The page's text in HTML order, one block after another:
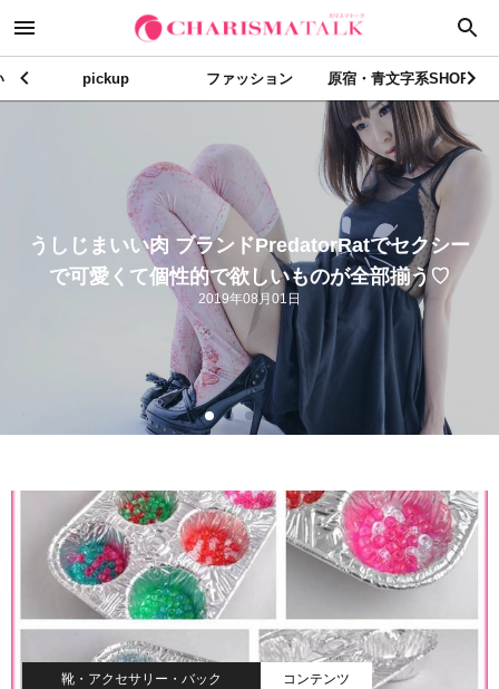
pickup ファッション 原宿・青文字系SHOP
リアルな原宿お洒落さんを発信！”カリスマトーク
スナップ ” 2014年12/15号
2017年12月22日
靴・アクセサリー・バック コンテンツ